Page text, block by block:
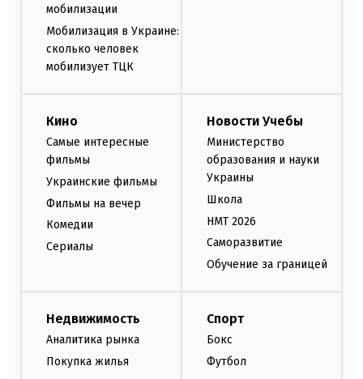
мобилизации
Мобилизация в Украине:
сколько человек
мобилизует ТЦК
Кино
Самые интересные
фильмы
Украинские фильмы
Фильмы на вечер
Комедии
Сериалы
Новости Учебы
Министерство
образования и науки
Украины
Школа
НМТ 2026
Саморазвитие
Обучение за границей
Недвижимость
Аналитика рынка
Покупка жилья
Спорт
Бокс
Футбол